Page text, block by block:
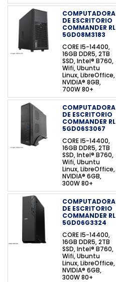
COMPUTADORA
DE ESCRITORIO
COMMANDER RL
5GD08M3183
CORE I5-14400,
16GB DDR5, 2TB
SSD, Intel® B760,
Wifi, Ubuntu
Linux, LibreOffice,
NVIDIA® 8GB,
700W 80+
COMPUTADORA
DE ESCRITORIO
COMMANDER RL
5GD06S3067
CORE I5-14400,
16GB DDR5, 2TB
SSD, Intel® B760,
Wifi, Ubuntu
Linux, LibreOffice,
NVIDIA® 6GB,
300W 80+
COMPUTADORA
DE ESCRITORIO
COMMANDER RL
5GD06G3324
CORE I5-14400,
16GB DDR5, 2TB
SSD, Intel® B760,
Wifi, Ubuntu
Linux, LibreOffice,
NVIDIA® 6GB,
300W 80+